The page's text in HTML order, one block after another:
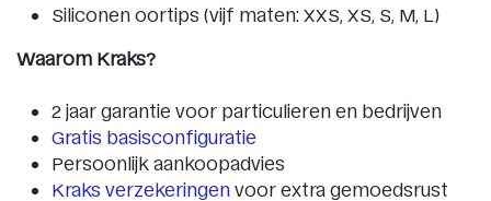
Siliconen oortips (vijf maten: XXS, XS, S, M, L)
Waarom Kraks?
2 jaar garantie voor particulieren en bedrijven
Gratis basisconfiguratie
Persoonlijk aankoopadvies
Kraks verzekeringen voor extra gemoedsrust